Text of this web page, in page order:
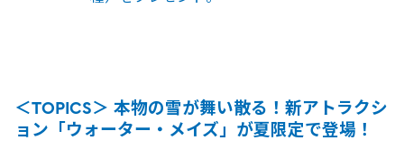
＜TOPICS＞ 本物の雪が舞い散る！新アトラクシ
ョン「ウォーター・メイズ」が夏限定で登場！